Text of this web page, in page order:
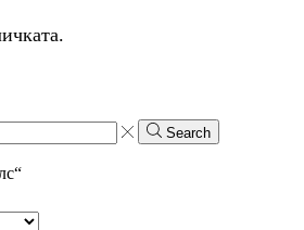
Search